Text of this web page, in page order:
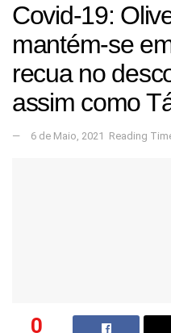
Covid-19:
mantém-se
recua no
assim como
6 de Maio, 2021 Reading
0